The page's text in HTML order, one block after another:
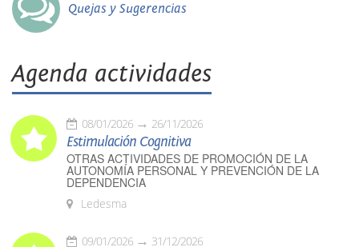
Quejas y Sugerencias
Agenda actividades
08/01/2026 26/11/2026
Estimulación Cognitiva
OTRAS ACTIVIDADES DE PROMOCIÓN DE LA
AUTONOMÍA PERSONAL Y PREVENCIÓN DE LA
DEPENDENCIA
Ledesma
09/01/2026 31/12/2026